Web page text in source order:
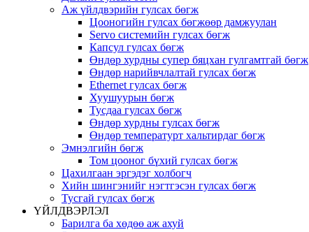
Аж үйлдвэрийн гулсах бөгж
Цооногийн гулсах бөгжөөр дамжуулан
Servo системийн гулсах бөгж
Капсул гулсах бөгж
Өндөр хурдны супер бяцхан гулгамтгай бөгж
Өндөр нарийвчлалтай гулсах бөгж
Ethernet гулсах бөгж
Хуушуурын бөгж
Тусдаа гулсах бөгж
Өндөр хурдны гулсах бөгж
Өндөр температурт хальтирдаг бөгж
Эмнэлгийн бөгж
Том цооног бүхий гулсах бөгж
Цахилгаан эргэдэг холбогч
Хийн шингэнийг нэгтгэсэн гулсах бөгж
Тусгай гулсах бөгж
ҮЙЛДВЭРЛЭЛ
Барилга ба хөдөө аж ахуй